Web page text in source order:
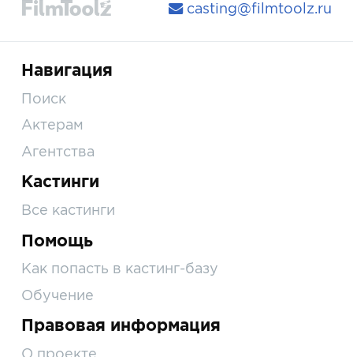
casting@filmtoolz.ru
Навигация
Поиск
Актерам
Агентства
Кастинги
Все кастинги
Помощь
Как попасть в кастинг-базу
Обучение
Правовая информация
О проекте